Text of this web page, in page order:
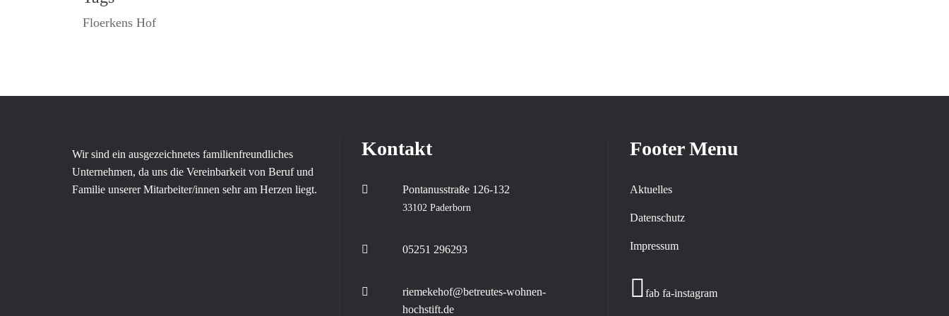
Floerkens Hof
Wir sind ein ausgezeichnetes familienfreundliches
Unternehmen, da uns die Vereinbarkeit von Beruf und
Familie unserer Mitarbeiter/innen sehr am Herzen liegt.
Kontakt
Pontanusstraße 126-132
33102 Paderborn
05251 296293
riemekehof@betreutes-wohnen-
hochstift.de
Footer Menu
Aktuelles
Datenschutz
Impressum
fab fa-instagram